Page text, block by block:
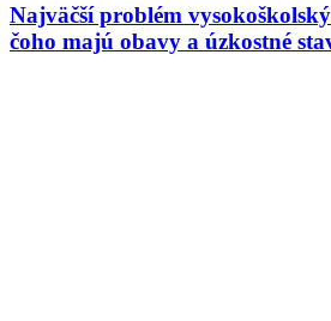
Najväčší problém
čoho majú obavy a úzkostné